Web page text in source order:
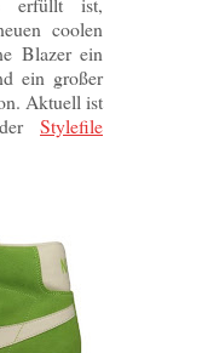
coolen
Blazer ein
ein großer
Aktuell ist
Stylefile